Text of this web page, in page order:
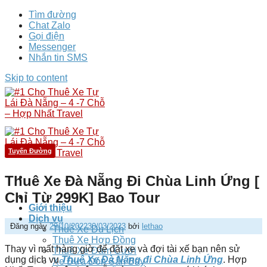
Tìm đường
Chat Zalo
Gọi điện
Messenger
Nhắn tin SMS
Skip to content
Giới thiệu
Dịch vụ
Thuê Xe Du Lịch
Thuê Xe Hợp Đồng
Thuê Xe Đám Cưới
Xe Đưa Đón Sân Bay
Tuyến Đường
Thuê Xe Đà Nẵng Đi Chùa Linh Ứng [
Chỉ Từ 299K] Bao Tour
Đăng ngày 29/10/202230/03/2023 bởi lethao
Thay vì mất hàng giờ để đặt xe và đợi tài xế bạn nên sử
dụng dịch vụThuê Xe Đà Nẵng đi Chùa Linh Ứng. Hợp